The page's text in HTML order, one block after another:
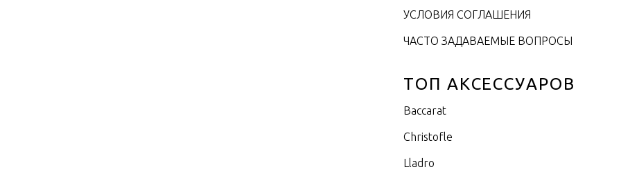
УСЛОВИЯ СОГЛАШЕНИЯ
ЧАСТО ЗАДАВАЕМЫЕ ВОПРОСЫ
ТОП АКСЕССУАРОВ
Baccarat
Christofle
Lladro